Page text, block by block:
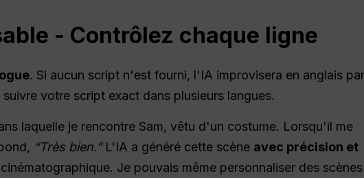
- Contrôlez chaque ligne
. Si aucun script n'est fourni, l'IA improvisera en anglais par
votre script exact dans plusieurs langues.
laquelle je rencontre Sam, vêtu d'un costume. Lorsqu'il me
“Très bien.”L'IA a généré cette scène avec précision et
Je pouvais même personnaliser des scènes